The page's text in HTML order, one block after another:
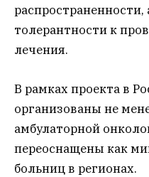
толерантности к
лечения.
В рамках проекта в
организованы не
амбулаторной
переоснащены как
больниц в регионах.